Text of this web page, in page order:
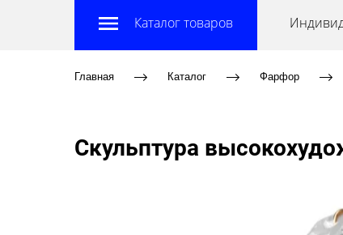
Каталог товаров
Главная Каталог Фарфор
Скульптура